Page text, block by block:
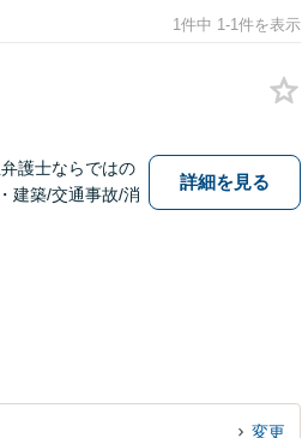
1件中 1-1件を表示
護士ならではの
建築/交通事故/消
詳細を見る
変更